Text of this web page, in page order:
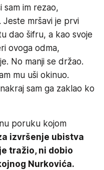
sam im rezao,
Jeste mršavi je prvi
dao šifru, a kao svoje
ovoga odma,
No manji se držao.
mu uši okinuo.
sam ga zaklao ko
poruku kojom
izvršenje ubistva
tražio, ni dobio
Nurkovića.